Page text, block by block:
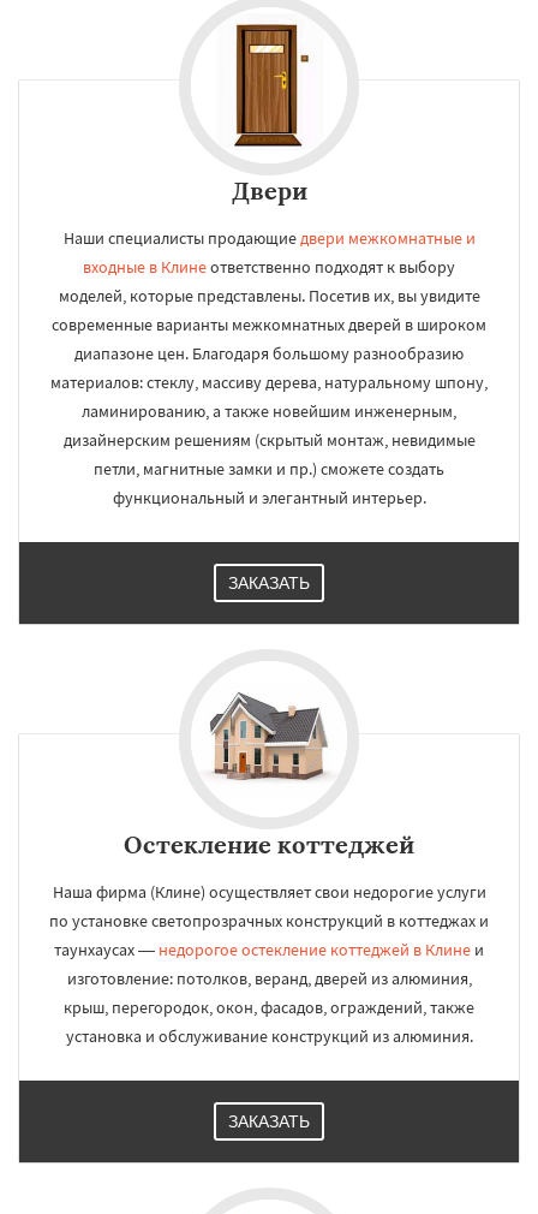
Двери
Наши специалисты продающиедвери межкомнатные и
входные в Клинеответственно подходят к выбору
моделей, которые представлены. Посетив их, вы увидите
современные варианты межкомнатных дверей в широком
диапазоне цен. Благодаря большому разнообразию
материалов: стеклу, массиву дерева, натуральному шпону,
ламинированию, а также новейшим инженерным,
дизайнерским решениям (скрытый монтаж, невидимые
петли, магнитные замки и пр.) сможете создать
функциональный и элегантный интерьер.
ЗАКАЗАТЬ
Остекление коттеджей
Наша фирма (Клине) осуществляет свои недорогие услуги
по установке светопрозрачных конструкций в коттеджах и
таунхаусах — недорогое остекление коттеджей в Клине и
изготовление: потолков, веранд, дверей из алюминия,
крыш, перегородок, окон, фасадов, ограждений, также
установка и обслуживание конструкций из алюминия.
ЗАКАЗАТЬ